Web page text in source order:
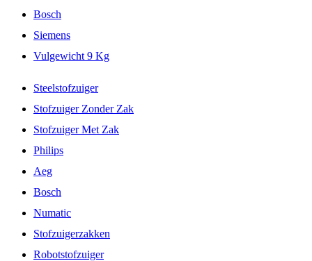
Bosch
Siemens
Vulgewicht 9 Kg
Steelstofzuiger
Stofzuiger Zonder Zak
Stofzuiger Met Zak
Philips
Aeg
Bosch
Numatic
Stofzuigerzakken
Robotstofzuiger